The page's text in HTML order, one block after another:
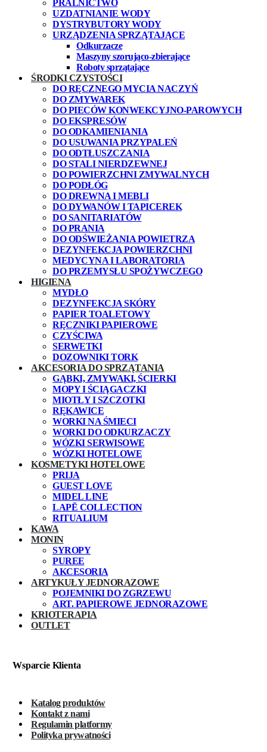
PRALNICTWO
UZDATNIANIE WODY
DYSTRYBUTORY WODY
URZĄDZENIA SPRZĄTAJĄCE
Odkurzacze
Maszyny szorująco-zbierające
Roboty sprzątające
ŚRODKI CZYSTOŚCI
DO RĘCZNEGO MYCIA NACZYŃ
DO ZMYWAREK
DO PIECÓW KONWEKCYJNO-PAROWYCH
DO EKSPRESÓW
DO ODKAMIENIANIA
DO USUWANIA PRZYPALEŃ
DO ODTŁUSZCZANIA
DO STALI NIERDZEWNEJ
DO POWIERZCHNI ZMYWALNYCH
DO PODŁÓG
DO DREWNA I MEBLI
DO DYWANÓW I TAPICEREK
DO SANITARIATÓW
DO PRANIA
DO ODŚWIEŻANIA POWIETRZA
DEZYNFEKCJA POWIERZCHNI
MEDYCYNA I LABORATORIA
DO PRZEMYSŁU SPOŻYWCZEGO
HIGIENA
MYDŁO
DEZYNFEKCJA SKÓRY
PAPIER TOALETOWY
RĘCZNIKI PAPIEROWE
CZYŚCIWA
SERWETKI
DOZOWNIKI TORK
AKCESORIA DO SPRZĄTANIA
GĄBKI, ZMYWAKI, ŚCIERKI
MOPY I ŚCIĄGACZKI
MIOTŁY I SZCZOTKI
RĘKAWICE
WORKI NA ŚMIECI
WORKI DO ODKURZACZY
WÓZKI SERWISOWE
WÓZKI HOTELOWE
KOSMETYKI HOTELOWE
PRIJA
GUEST LOVE
MIDEL LINE
LAPĒ COLLECTION
RITUALIUM
KAWA
MONIN
SYROPY
PUREE
AKCESORIA
ARTYKUŁY JEDNORAZOWE
POJEMNIKI DO ZGRZEWU
ART. PAPIEROWE JEDNORAZOWE
KRIOTERAPIA
OUTLET
Wsparcie Klienta
Katalog produktów
Kontakt z nami
Regulamin platformy
Polityka prywatności